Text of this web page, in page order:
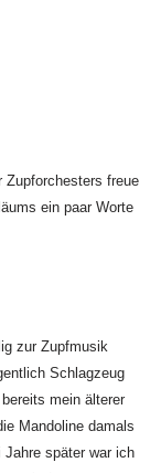
Zupforchesters freue
ein paar Worte
zur Zupfmusik
Schlagzeug
mein älterer
Mandoline damals
später war ich